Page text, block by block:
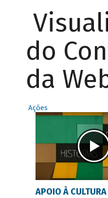
do
da
Ações
APOIO À CULTURA